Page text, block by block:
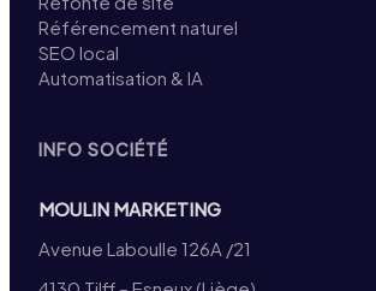
Référencement naturel
SEO local
Automatisation & IA
INFO SOCIÉTÉ
MOULIN MARKETING
Avenue Laboulle 126A /21